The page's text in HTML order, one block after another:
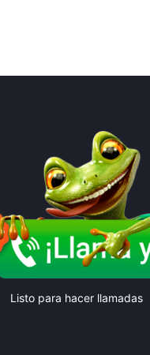
Listo para hacer llamadas